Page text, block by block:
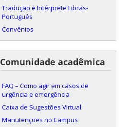
Tradução e Intérprete Libras-
Português
Convênios
Comunidade acadêmica
FAQ – Como agir em casos de
urgência e emergência
Caixa de Sugestões Virtual
Manutenções no Campus